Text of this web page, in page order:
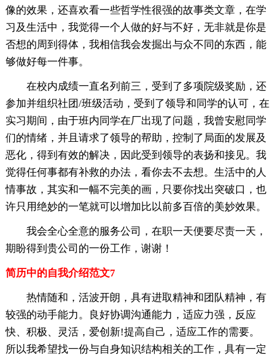
像的效果，还喜欢看一些哲学性很强的故事类文章，在学
习及生活中，我觉得一个人做的好与不好，无非就是你是
否想的周到得体，我相信我会发掘出与众不同的东西，能
够做好每一件事。
在校内成绩一直名列前三，受到了多项院级奖励，还
参加并组织社团/班级活动，受到了领导和同学的认可，在
实习期间，由于班内同学在厂出现了问题，我曾安慰同学
们的情绪，并且请求了领导的帮助，控制了局面的发展及
恶化，得到有效的解决，因此受到领导的表扬和接见。我
觉得任何事都有补救的办法，看你去不去想。生活中的人
情事故，其实和一幅不完美的画，只要你找出突破口，也
许只用绝妙的一笔就可以增加比以前多百倍的美妙效果。
我会全心全意的服务公司，在职一天便要尽责一天，
期盼得到贵公司的一份工作，谢谢！
简历中的自我介绍范文7
热情随和，活波开朗，具有进取精神和团队精神，有
较强的动手能力。良好协调沟通能力，适应力强，反应
快、积极、灵活，爱创新!提高自己，适应工作的需要。
所以我希望找一份与自身知识结构相关的工作，具有一定